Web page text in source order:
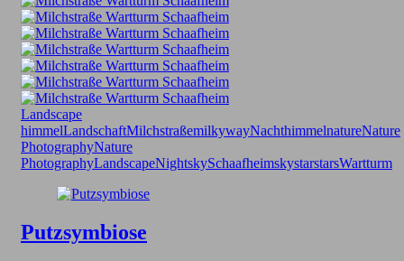
Landscape
himmelLandschaftMilchstraßemilkywayNachthimmelnatureNature
PhotographyNature
PhotographyLandscapeNightskySchaafheimskystarstarsWartturm
Putzsymbiose